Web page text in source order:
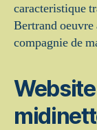
caracteristique
Bertrand oeuvre
compagnie de